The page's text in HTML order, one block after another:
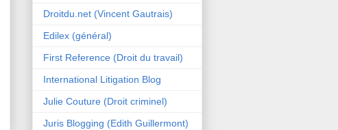
Droitdu.net (Vincent Gautrais)
Edilex (général)
First Reference (Droit du travail)
International Litigation Blog
Julie Couture (Droit criminel)
Juris Blogging (Edith Guillermont)